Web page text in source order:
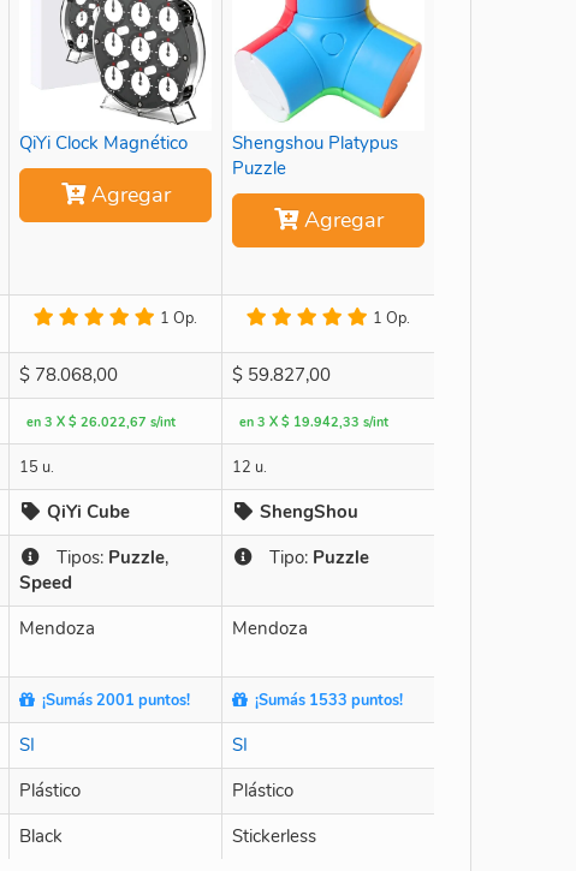
QiYi Clock Magnético
Agregar
Shengshou Platypus
Puzzle
Agregar
1 Op. 1 Op.
$ 78.068,00 $ 59.827,00
en 3 X $ 26.022,67 s/int en 3 X $ 19.942,33 s/int
15 u. 12 u.
QiYi Cube
ShengShou
Tipos: Puzzle,
Speed
Tipo: Puzzle
Mendoza Mendoza
¡Sumás 2001 puntos! ¡Sumás 1533 puntos!
SI
SI
Plástico
Plástico
Black Stickerless